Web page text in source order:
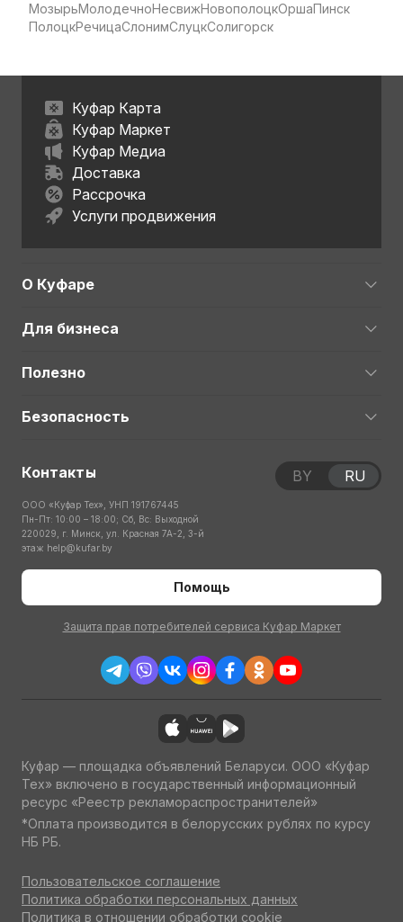
МозырьМолодечноНесвижНовополоцкОршаПинск
ПолоцкРечицаСлонимСлуцкСолигорск
Куфар Карта
Куфар Маркет
Куфар Медиа
Доставка
Рассрочка
Услуги продвижения
О Куфаре
Для бизнеса
Полезно
Безопасность
Контакты
ООО «Куфар Тех», УНП 191767445
Пн-Пт: 10:00 – 18:00; Сб, Вс: Выходной
220029, г. Минск, ул. Красная 7А-2, 3-й
этаж help@kufar.by
Помощь
Защита прав потребителей сервиса Куфар Маркет
BY RU
Куфар — площадка объявлений Беларуси. ООО «Куфар
Тех» включено в государственный информационный
ресурс «Реестр рекламораспространителей»
*Оплата производится в белорусских рублях по курсу
НБ РБ.
Пользовательское соглашение
Политика обработки персональных данных
Политика в отношении обработки cookie